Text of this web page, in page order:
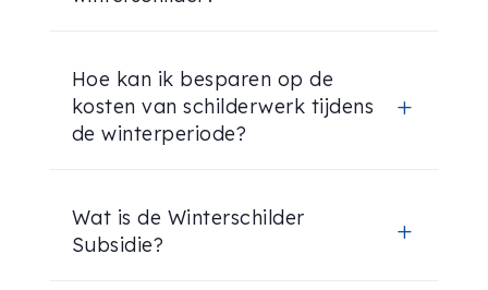
Hoe kan ik besparen op de
kosten van schilderwerk tijdens
de winterperiode?
L
Wat is de Winterschilder
Subsidie?
L